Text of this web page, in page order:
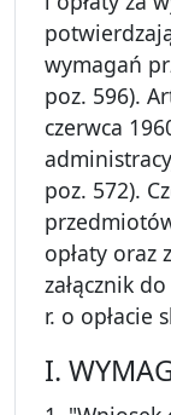
wymagań
poz. 596).
czerwca
poz. 572).
opłaty oraz
załącznik
r. o opłacie
I.